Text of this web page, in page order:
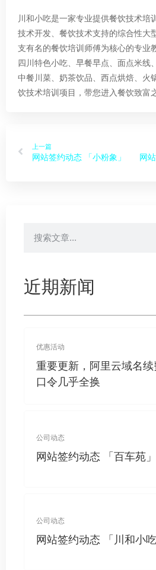
川和小吃是一家专业提供餐饮技术培
技术开发、餐饮技术支持的综合性大
支有名的餐饮培训师傅为核心的专业
四川特色小吃、早餐早点、面点米线
中餐川菜、奶茶饮品、西点烘焙、火
饮技术培训项目，带您进入餐饮致富
上一篇
网站签约动态 「小粉象」 网
近期新闻
公司动态
网站签约动态 「君悦行
自助建站系统SEO设置-分
置
优惠活动
重要更新，阿里云域名
口令几乎全换
公司动态
网站签约动态 「百车苑」
公司动态
网站签约动态 「川和小吃